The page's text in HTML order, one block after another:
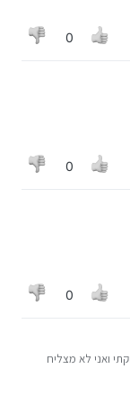
0
0
0
ואני לא מצליח